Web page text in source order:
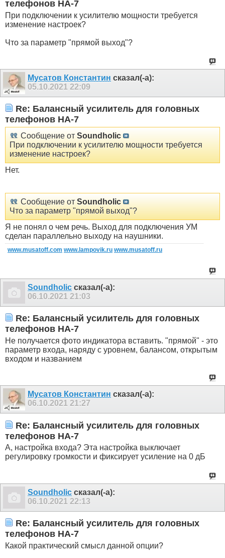
телефонов HA-7
При подключении к усилителю мощности требуется
изменение настроек?
Что за параметр "прямой выход"?
Мусатов Константин сказал(-а):
05.10.2021 22:09
Re: Балансный усилитель для головных
телефонов HA-7
Сообщение от Soundholic
При подключении к усилителю мощности требуется
изменение настроек?
Нет.
Сообщение от Soundholic
Что за параметр "прямой выход"?
Я не понял о чем речь. Выход для подключения УМ
сделан параллельно выходу на наушники.
www.musatoff.com www.lampovik.ru www.musatoff.ru
Soundholic сказал(-а):
06.10.2021 21:03
Re: Балансный усилитель для головных
телефонов HA-7
Не получается фото индикатора вставить. "прямой" - это
параметр входа, наряду с уровнем, балансом, открытым
входом и названием
Мусатов Константин сказал(-а):
06.10.2021 21:27
Re: Балансный усилитель для головных
телефонов HA-7
А, настройка входа? Эта настройка выключает
регулировку громкости и фиксирует усиление на 0 дБ
Soundholic сказал(-а):
06.10.2021 22:13
Re: Балансный усилитель для головных
телефонов HA-7
Какой практический смысл данной опции?